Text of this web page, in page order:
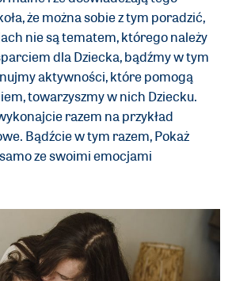
że można sobie z tym poradzić,
nie są tematem, którego należy
dla Dziecka, bądźmy w tym
aktywności, które pomogą
towarzyszmy w nich Dziecku.
razem na przykład
Bądźcie w tym razem, Pokaż
ze swoimi emocjami